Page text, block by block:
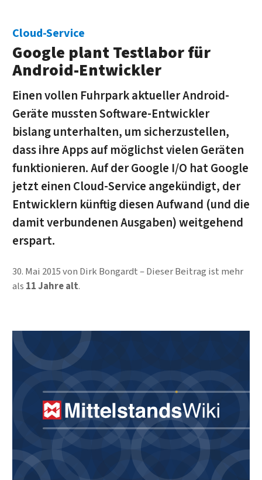
Cloud-Service
Google plant Testlabor für
Android-Entwickler
Einen vollen Fuhrpark aktueller Android-
Geräte mussten Software-Entwickler
bislang unterhalten, um sicherzustellen,
dass ihre Apps auf möglichst vielen Geräten
funktionieren. Auf der Google I/O hat Google
jetzt einen Cloud-Service angekündigt, der
Entwicklern künftig diesen Aufwand (und die
damit verbundenen Ausgaben) weitgehend
erspart.
30. Mai 2015von Dirk Bongardt
Dieser Beitrag ist mehr
als 11 Jahre alt.